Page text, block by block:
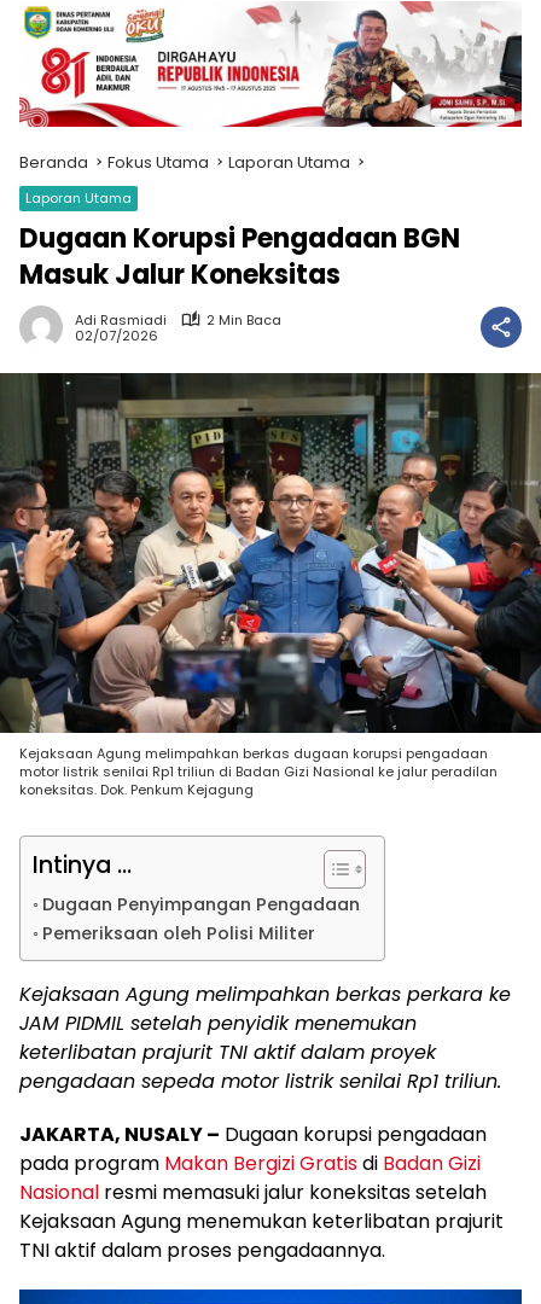
Beranda Fokus Utama Laporan Utama
Laporan Utama
Dugaan Korupsi Pengadaan BGN
Masuk Jalur Koneksitas
Adi Rasmiadi
2 Min Baca
02/07/2026
Kejaksaan Agung melimpahkan berkas dugaan korupsi pengadaan
motor listrik senilai Rp1 triliun di Badan Gizi Nasional ke jalur peradilan
koneksitas. Dok. Penkum Kejagung
Intinya ...
Dugaan Penyimpangan Pengadaan
Pemeriksaan oleh Polisi Militer
Kejaksaan Agung melimpahkan berkas perkara ke
JAM PIDMIL setelah penyidik menemukan
keterlibatan prajurit TNI aktif dalam proyek
pengadaan sepeda motor listrik senilai Rp1 triliun.
JAKARTA, NUSALY – Dugaan korupsi pengadaan
pada program Makan Bergizi Gratisdi Badan Gizi
Nasional resmi memasuki jalur koneksitas setelah
Kejaksaan Agung menemukan keterlibatan prajurit
TNI aktif dalam proses pengadaannya.